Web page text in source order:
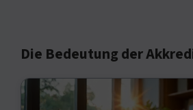
Die Bedeutung der